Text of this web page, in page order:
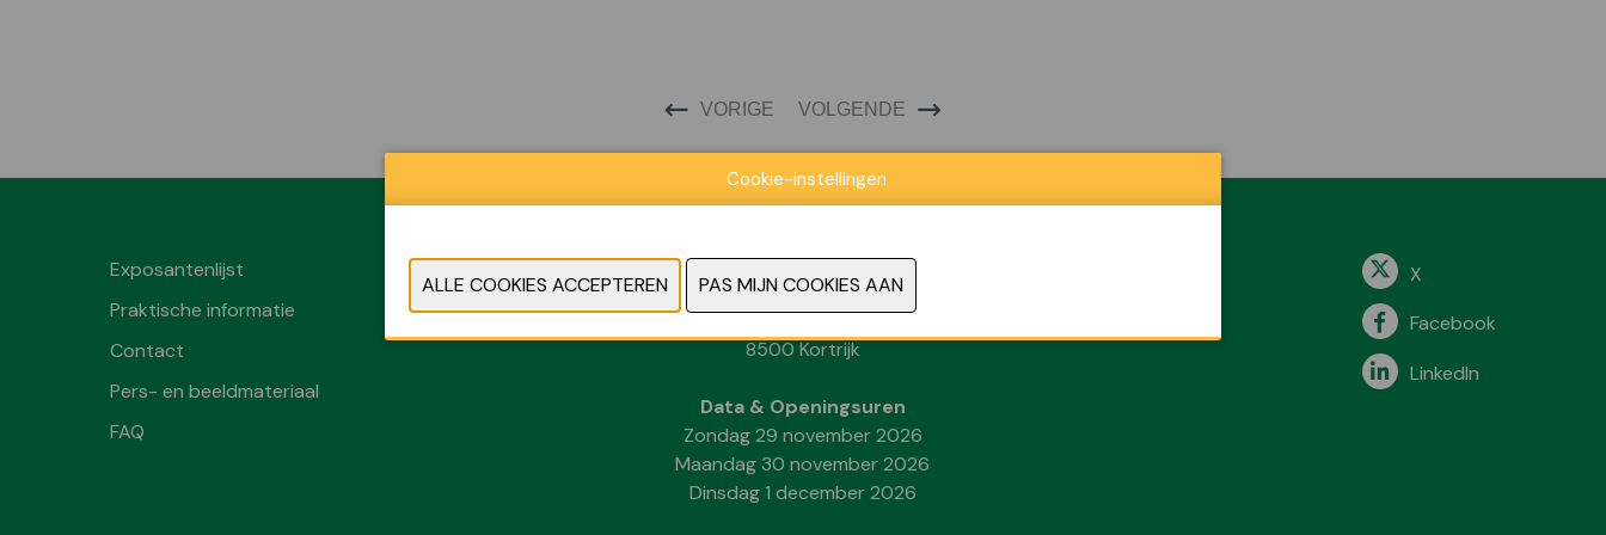
VORIGE VOLGENDE
Exposantenlijst
Praktische informatie
Contact
Pers- en beeldmateriaal
FAQ
Locatie
Kortrijk Xpo
Doorniksesteenweg 216
8500 Kortrijk
Data & Openingsuren
Zondag 29 november 2026
Maandag 30 november 2026
Dinsdag 1 december 2026
X
Facebook
LinkedIn
Cookie-instellingen